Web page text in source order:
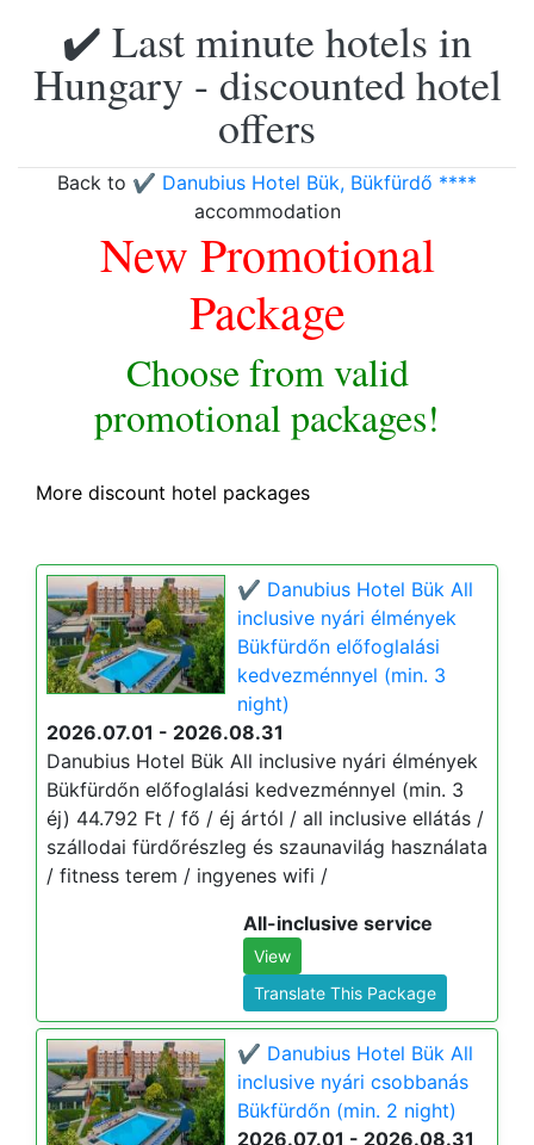
✔️ Last minute hotels in
Hungary - discounted hotel
offers
Back to ✔️ Danubius Hotel Bük, Bükfürdő ****
accommodation
New Promotional
Package
Choose from valid
promotional packages!
More discount hotel packages
✔️ Danubius Hotel Bük All
inclusive nyári élmények
Bükfürdőn előfoglalási
kedvezménnyel (min. 3
night)
2026.07.01 - 2026.08.31
Danubius Hotel Bük All inclusive nyári élmények
Bükfürdőn előfoglalási kedvezménnyel (min. 3
éj) 44.792 Ft / fő / éj ártól / all inclusive ellátás /
szállodai fürdőrészleg és szaunavilág használata
/ fitness terem / ingyenes wifi /
All-inclusive service
View
Translate This Package
✔️ Danubius Hotel Bük All
inclusive nyári csobbanás
Bükfürdőn (min. 2 night)
2026.07.01 - 2026.08.31